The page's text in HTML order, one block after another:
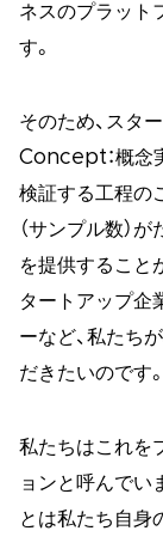
ネスのプラット
す。
そのため、ス
Concept：概念
検証する工程の
（サンプル数）
を提供すること
タートアップ企
ーなど、私たち
だきたいのです。
私たちはこれを
ョンと呼んでい
とは私たち自身